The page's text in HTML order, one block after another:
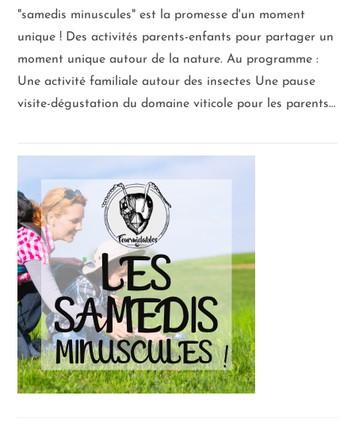
"samedis minuscules" est la promesse d'un moment
unique ! Des activités parents-enfants pour partager un
moment unique autour de la nature. Au programme :
Une activité familiale autour des insectes Une pause
visite-dégustation du domaine viticole pour les parents…